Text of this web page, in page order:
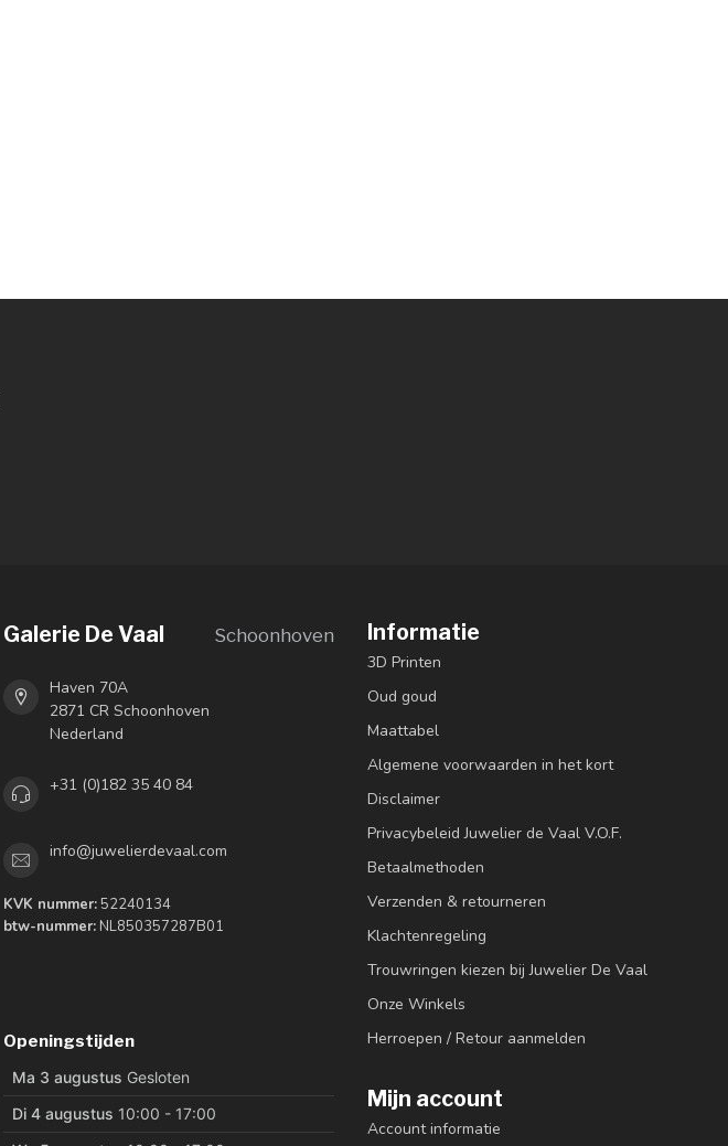
Galerie De Vaal Schoonhoven
Haven 70A
2871 CR Schoonhoven
Nederland
+31 (0)182 35 40 84
info@juwelierdevaal.com
KVK nummer: 52240134
btw-nummer: NL850357287B01
Openingstijden
Informatie
3D Printen
Oud goud
Maattabel
Algemene voorwaarden in het kort
Disclaimer
Privacybeleid Juwelier de Vaal V.O.F.
Betaalmethoden
Verzenden & retourneren
Klachtenregeling
Trouwringen kiezen bij Juwelier De Vaal
Onze Winkels
Herroepen / Retour aanmelden
Mijn account
Account informatie